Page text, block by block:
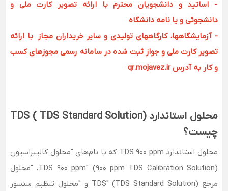
- اساتید و دانشجویان محترم با ارائه تصویر کارت ملی و
دانشجوئی و یا نامه دانشگاه
- آزمایشگاهها، کارگاههای تولیدی و سایر خریداران مجاز با ارائه
تصویر کارت ملی و جواز ثبت شده در سامانه رسمی مجوزهای کسب
و کار به آدرس qr.mojavez.ir
محلول استاندارد TDS ( TDS Standard Solution)
چیست؟
محلول استاندارد TDS 900 ppm که با نام‌های "محلول کالیبراسیون
TDS 900 ppm" (900 ppm TDS Calibration Solution)، "محلول
مرجع TDS" (TDS Standard Solution) و "محلول تنظیم سنسور